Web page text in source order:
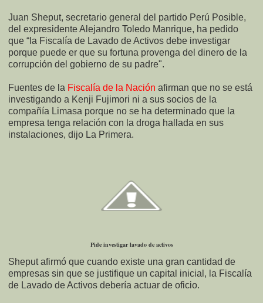
Juan Sheput, secretario general del partido Perú Posible,
del expresidente Alejandro Toledo Manrique, ha pedido
que “la Fiscalía de Lavado de Activos debe investigar
porque puede er que su fortuna provenga del dinero de la
corrupción del gobierno de su padre".
Fuentes de la Fiscalía de la Nación afirman que no se está
investigando a Kenji Fujimori ni a sus socios de la
compañía Limasa porque no se ha determinado que la
empresa tenga relación con la droga hallada en sus
instalaciones, dijo La Primera.
Pide investigar lavado de activos
Sheput afirmó que cuando existe una gran cantidad de
empresas sin que se justifique un capital inicial, la Fiscalía
de Lavado de Activos debería actuar de oficio.